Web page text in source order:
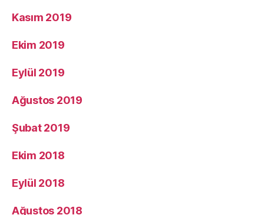
Kasım 2019
Ekim 2019
Eylül 2019
Ağustos 2019
Şubat 2019
Ekim 2018
Eylül 2018
Ağustos 2018